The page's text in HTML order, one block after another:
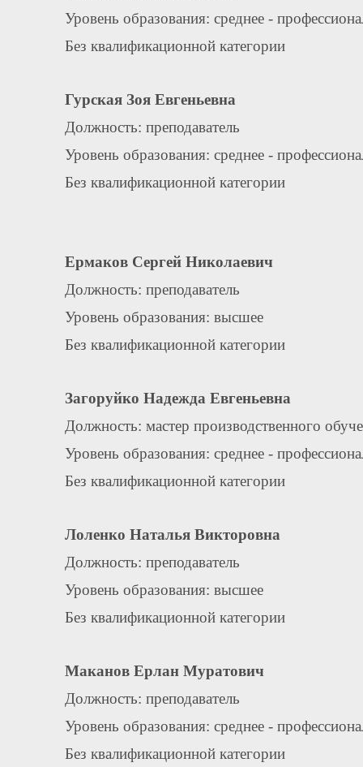
Уровень образования: среднее -
Без квалификационной категории
Гурская Зоя Евгеньевна
Должность: преподаватель
Уровень образования: среднее -
Без квалификационной категории
Ермаков Сергей Николаевич
Должность: преподаватель
Уровень образования: высшее
Без квалификационной категории
Загоруйко Надежда Евгеньевна
Должность: мастер производственного
Уровень образования: среднее -
Без квалификационной категории
Лоленко Наталья Викторовна
Должность: преподаватель
Уровень образования: высшее
Без квалификационной категории
Маканов Ерлан Муратович
Должность: преподаватель
Уровень образования: среднее -
Без квалификационной категории